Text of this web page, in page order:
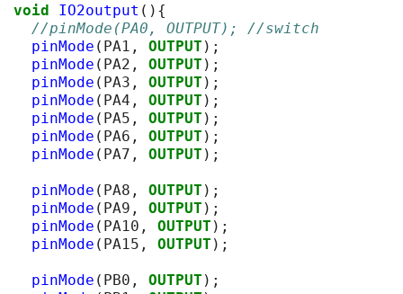
void IO2output (){
//pinMode(PA0, OUTPUT); //switch
pinMode ( PA1 , OUTPUT );
pinMode ( PA2 , OUTPUT );
pinMode ( PA3 , OUTPUT );
pinMode ( PA4 , OUTPUT );
pinMode ( PA5 , OUTPUT );
pinMode ( PA6 , OUTPUT );
pinMode ( PA7 , OUTPUT );
pinMode ( PA8 , OUTPUT );
pinMode ( PA9 , OUTPUT );
pinMode ( PA10 , OUTPUT );
pinMode ( PA15 , OUTPUT );
pinMode ( PB0 , OUTPUT );